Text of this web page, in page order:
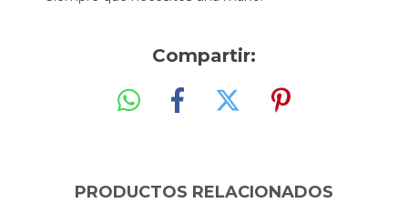
Compartir:
PRODUCTOS RELACIONADOS